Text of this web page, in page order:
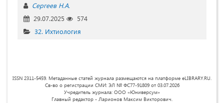
Сергеев Н.А.
29.07.2025
574
32. Ихтиология
ISSN 2311-5459. Метаданные статей журнала размещаются на платформе eLIBRARY.RU.
Св-во о регистрации СМИ: ЭЛ № ФС77-91809 от 03.07.2026
Учредитель журнала: ООО «Юниверсум»
Главный редактор - Ларионов Максим Викторович.